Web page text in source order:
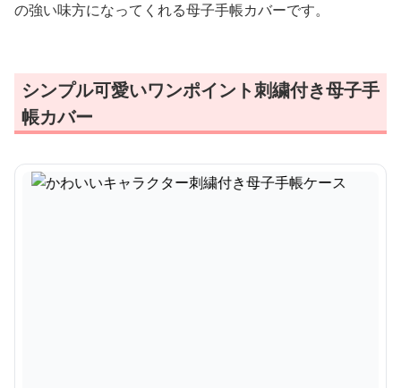
の強い味方になってくれる母子手帳カバーです。
シンプル可愛いワンポイント刺繍付き母子手
帳カバー